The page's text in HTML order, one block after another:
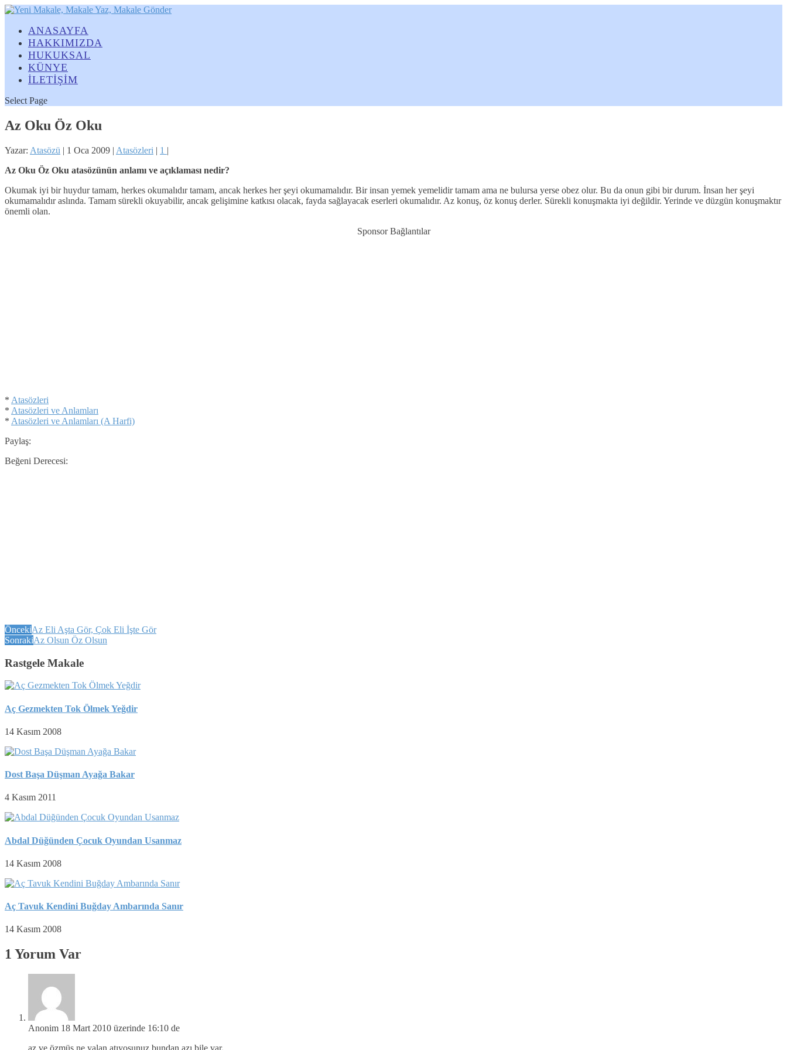
ANASAYFA
HAKKIMIZDA
HUKUKSAL
KÜNYE
İLETİŞİM
Select Page
Az Oku Öz Oku
Yazar: Atasözü | 1 Oca 2009 | Atasözleri | 1 |
Az Oku Öz Oku atasözünün anlamı ve açıklaması nedir?
Okumak iyi bir huydur tamam, herkes okumalıdır tamam, ancak herkes her şeyi okumamalıdır. Bir insan yemek yemelidir tamam ama ne bulursa yerse obez olur. Bu da onun gibi bir durum. İnsan her şeyi
okumamalıdır aslında. Tamam sürekli okuyabilir, ancak gelişimine katkısı olacak, fayda sağlayacak eserleri okumalıdır. Az konuş, öz konuş derler. Sürekli konuşmakta iyi değildir. Yerinde ve düzgün konuşmaktır
önemli olan.
Sponsor Bağlantılar
* Atasözleri
* Atasözleri ve Anlamları
* Atasözleri ve Anlamları (A Harfi)
Paylaş:
Beğeni Derecesi:
ÖncekiAz Eli Aşta Gör, Çok Eli İşte Gör
SonrakiAz Olsun Öz Olsun
Rastgele Makale
Aç Gezmekten Tok Ölmek Yeğdir
14 Kasım 2008
Dost Başa Düşman Ayağa Bakar
4 Kasım 2011
Abdal Düğünden Çocuk Oyundan Usanmaz
14 Kasım 2008
Aç Tavuk Kendini Buğday Ambarında Sanır
14 Kasım 2008
1 Yorum Var
Anonim 18 Mart 2010 üzerinde 16:10 de